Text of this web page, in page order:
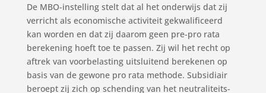
De MBO-instelling stelt dat al het onderwijs dat zij
verricht als economische activiteit gekwalificeerd
kan worden en dat zij daarom geen pre-pro rata
berekening hoeft toe te passen. Zij wil het recht op
aftrek van voorbelasting uitsluitend berekenen op
basis van de gewone pro rata methode. Subsidiair
beroept zij zich op schending van het neutraliteits-